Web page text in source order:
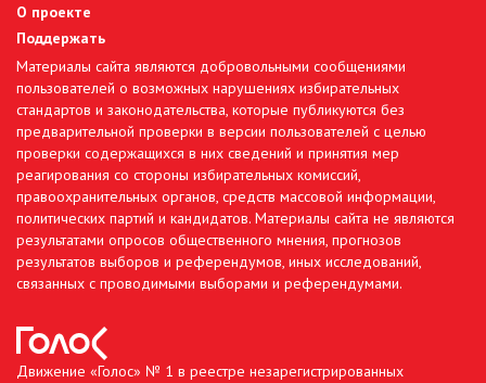
О проекте
Поддержать
Материалы сайта являются добровольными сообщениями
пользователей о возможных нарушениях избирательных
стандартов и законодательства, которые публикуются без
предварительной проверки в версии пользователей с целью
проверки содержащихся в них сведений и принятия мер
реагирования со стороны избирательных комиссий,
правоохранительных органов, средств массовой информации,
политических партий и кандидатов. Материалы сайта не являются
результатами опросов общественного мнения, прогнозов
результатов выборов и референдумов, иных исследований,
связанных с проводимыми выборами и референдумами.
Движение «Голос» № 1 в реестре незарегистрированных